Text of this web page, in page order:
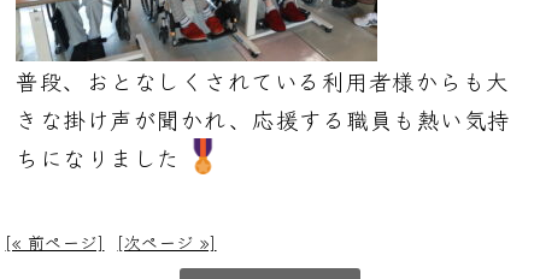
普段、おとなしくされている利用者様からも大
きな掛け声が聞かれ、応援する職員も熱い気持
ちになりました
[« 前ページ] [次ページ »]